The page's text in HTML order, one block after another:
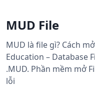
MUD File
MUD là file gì? Cách
Education – Database
.MUD. Phần mềm mở
lỗi